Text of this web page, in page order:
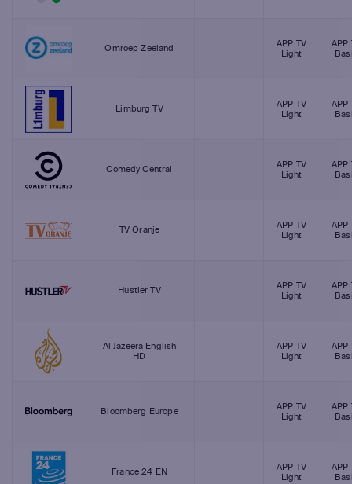
Omroep Zeeland
APP TV
Light
APP
Limburg TV
APP TV
Light
APP
Comedy Central
APP TV
Light
APP
TV Oranje
APP TV
Light
APP
Hustler TV
APP TV
Light
APP
Al Jazeera English
HD
APP TV
Light
APP
Bloomberg Europe
APP TV
Light
APP
France 24 EN
APP TV
Light
APP